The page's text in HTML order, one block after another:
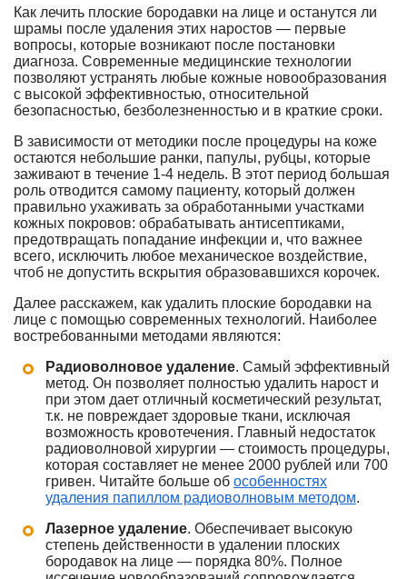
Как лечить плоские бородавки на лице и останутся ли
шрамы после удаления этих наростов — первые
вопросы, которые возникают после постановки
диагноза. Современные медицинские технологии
позволяют устранять любые кожные новообразования
с высокой эффективностью, относительной
безопасностью, безболезненностью и в краткие сроки.
В зависимости от методики после процедуры на коже
остаются небольшие ранки, папулы, рубцы, которые
заживают в течение 1-4 недель. В этот период большая
роль отводится самому пациенту, который должен
правильно ухаживать за обработанными участками
кожных покровов: обрабатывать антисептиками,
предотвращать попадание инфекции и, что важнее
всего, исключить любое механическое воздействие,
чтоб не допустить вскрытия образовавшихся корочек.
Далее расскажем, как удалить плоские бородавки на
лице с помощью современных технологий. Наиболее
востребованными методами являются:
Радиоволновое удаление. Самый эффективный
метод. Он позволяет полностью удалить нарост и
при этом дает отличный косметический результат,
т.к. не повреждает здоровые ткани, исключая
возможность кровотечения. Главный недостаток
радиоволновой хирургии — стоимость процедуры,
которая составляет не менее 2000 рублей или 700
гривен. Читайте больше об особенностях
удаления папиллом радиоволновым методом.
Лазерное удаление. Обеспечивает высокую
степень действенности в удалении плоских
бородавок на лице — порядка 80%. Полное